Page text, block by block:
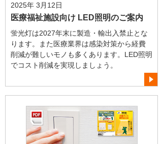
2025年 3月12日
医療福祉施設向け LED照明のご案内
蛍光灯は2027年末に製造・輸出入禁止とな
ります。また医療業界は感染対策から経費
削減が難しいモノも多くあります。LED照明
でコスト削減を実現しましょう。